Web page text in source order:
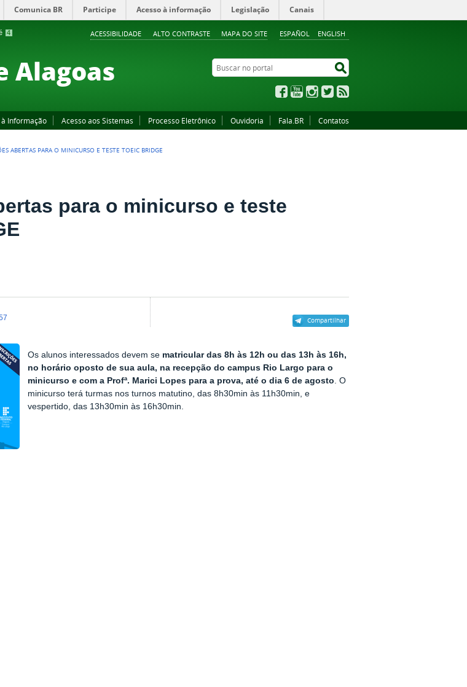
4 ESPAÑOL ENGLISH
ACESSIBILIDADE ALTO CONTRASTE MAPA DO SITE
Comunica BR Participe Acesso à informação Legislação Canais
Alagoas Buscar no portal
FacebookYouTubeInstagram
Twitter
Informação Acesso aos Sistemas Processo Eletrônico Ouvidoria Fala.BR Contatos
ABERTAS PARA O MINICURSO E TESTE TOEIC BRIDGE
para o minicurso e teste
Compartilhar
Os alunos interessados devem se matricular das 8h às 12h ou das 13h às 16h,
no horário oposto de sua aula, na recepção do campus Rio Largo para o
minicurso e com a Profª. Marici Lopes para a prova, até o dia 6 de agosto. O
minicurso terá turmas nos turnos matutino, das 8h30min às 11h30min, e
vespertido, das 13h30min às 16h30min.